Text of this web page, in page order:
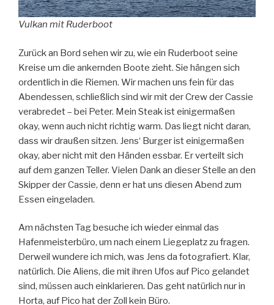
Vulkan mit Ruderboot
Zurück an Bord sehen wir zu, wie ein Ruderboot seine
Kreise um die ankernden Boote zieht. Sie hängen sich
ordentlich in die Riemen. Wir machen uns fein für das
Abendessen, schließlich sind wir mit der Crew der Cassie
verabredet – bei Peter. Mein Steak ist einigermaßen
okay, wenn auch nicht richtig warm. Das liegt nicht daran,
dass wir draußen sitzen. Jens‘ Burger ist einigermaßen
okay, aber nicht mit den Händen essbar. Er verteilt sich
auf dem ganzen Teller. Vielen Dank an dieser Stelle an den
Skipper der Cassie, denn er hat uns diesen Abend zum
Essen eingeladen.
Am nächsten Tag besuche ich wieder einmal das
Hafenmeisterbüro, um nach einem Liegeplatz zu fragen.
Derweil wundere ich mich, was Jens da fotografiert. Klar,
natürlich. Die Aliens, die mit ihren Ufos auf Pico gelandet
sind, müssen auch einklarieren. Das geht natürlich nur in
Horta, auf Pico hat der Zoll kein Büro.